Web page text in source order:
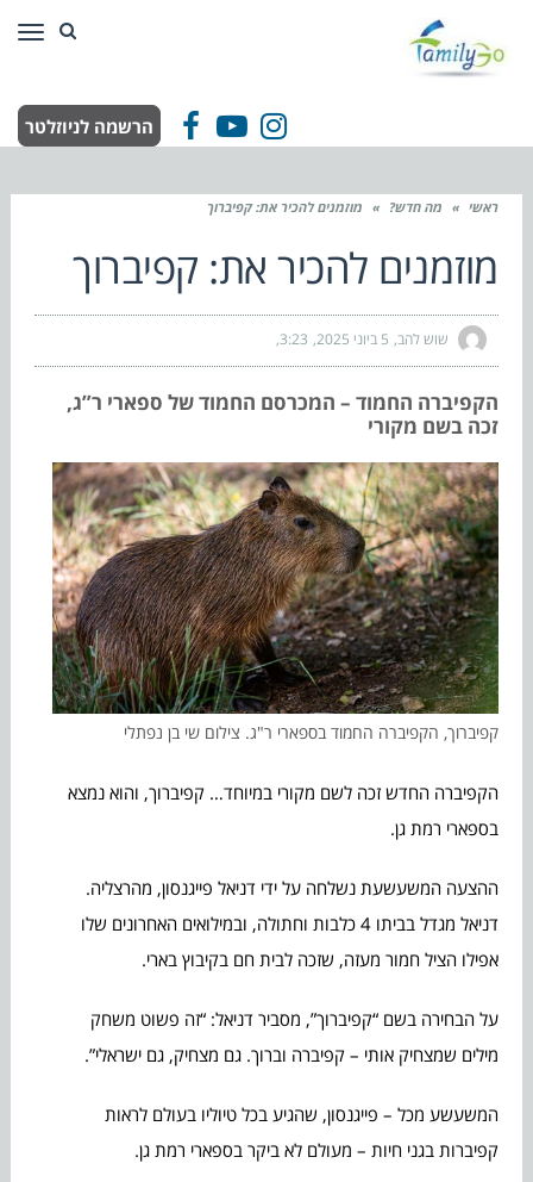
Facebook
YouTube
Instagram הרשמה לניוזלטר
ראשי » מה חדש? » מוזמנים להכיר את: קפיברוך
מוזמנים להכיר את: קפיברוך
שוש להב 5 ביוני 2025 3:23
הקפיברה החמוד – המכרסם החמוד של ספארי ר”ג,
זכה בשם מקורי
קפיברוך, הקפיברה החמוד בספארי ר"ג. צילום שי בן נפתלי
הקפיברה החדש זכה לשם מקורי במיוחד… קפיברוך, והוא נמצא
בספארי רמת גן.
ההצעה המשעשעת נשלחה על ידי דניאל פייגנסון, מהרצליה.
דניאל מגדל בביתו 4 כלבות וחתולה, ובמילואים האחרונים שלו
אפילו הציל חמור מעזה, שזכה לבית חם בקיבוץ בארי.
על הבחירה בשם “קפיברוך”, מסביר דניאל: “זה פשוט משחק
מילים שמצחיק אותי – קפיברה וברוך. גם מצחיק, גם ישראלי”.
המשעשע מכל – פייגנסון, שהגיע בכל טיוליו בעולם לראות
קפיברות בגני חיות – מעולם לא ביקר בספארי רמת גן.